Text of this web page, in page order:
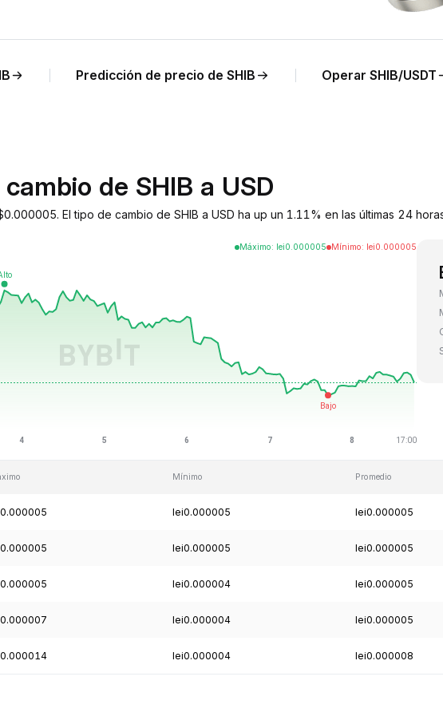
Predicción de precio de SHIB Operar SHIB/USDT
de SHIB a USD
El tipo de cambio de SHIB a USD ha up un 1.11% en las últimas 24
Máximo: lei0.000005 Mínimo: lei0.000005
Mínimo Promedio
lei0.000005 lei0.000005
lei0.000005 lei0.000005
lei0.000004 lei0.000005
lei0.000004 lei0.000005
lei0.000004 lei0.000008